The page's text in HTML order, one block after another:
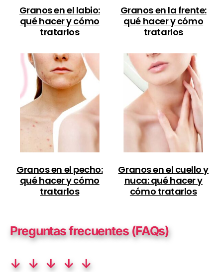
Granos en el labio:
qué hacer y cómo
tratarlos
Granos en la frente:
qué hacer y cómo
tratarlos
Granos en el pecho:
qué hacer y cómo
tratarlos
Granos en el cuello y
nuca: qué hacer y
cómo tratarlos
Preguntas frecuentes (FAQs)
↓ ↓ ↓ ↓ ↓